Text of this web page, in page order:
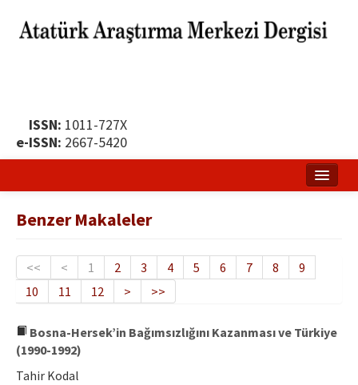
ISSN: 1011-727X
e-ISSN: 2667-5420
Yayın Politikası
Dergi Kurulları
Yayın İlkeleri
Etik İlkeler
Benzer Makaleler
<< < 1 2 3 4 5 6 7 8
9
10
11 12 > >>
Bosna-Hersek’in Bağımsızlığını Kazanması ve Türkiye
(1990-1992)
Tahir Kodal